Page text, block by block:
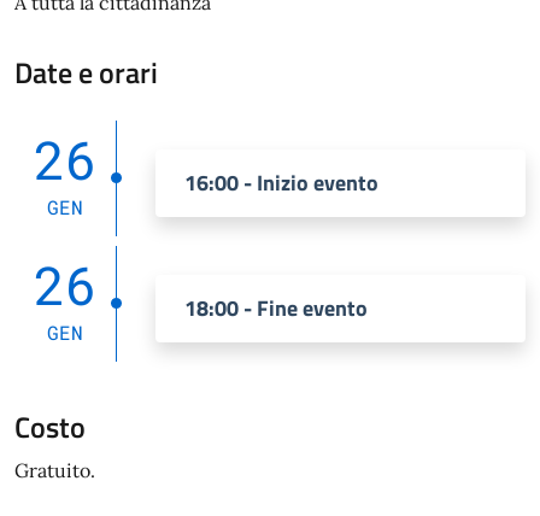
Date e orari
26
GEN
16:00 - Inizio evento
26
GEN
18:00 - Fine evento
Costo
Gratuito.